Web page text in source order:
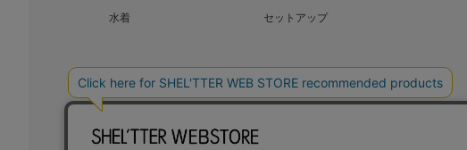
水着
セットアップ